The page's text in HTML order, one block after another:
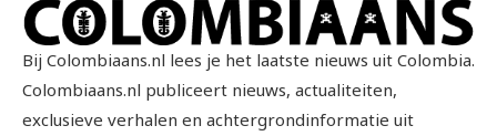
Bij Colombiaans.nl lees je het laatste nieuws uit Colombia.
Colombiaans.nl publiceert nieuws, actualiteiten,
exclusieve verhalen en achtergrondinformatie uit